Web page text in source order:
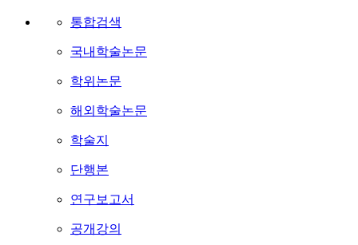
통합검색
국내학술논문
학위논문
해외학술논문
학술지
단행본
연구보고서
공개강의